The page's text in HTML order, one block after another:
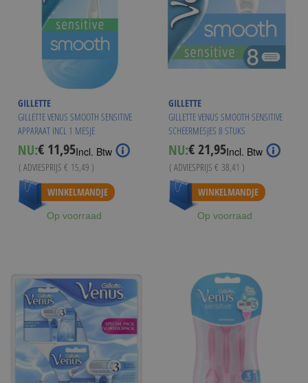
GILLETTE
GILLETTE VENUS SMOOTH SENSITIVE
APPARAAT INCL 1 MESJE
NU:Special
Price
€ 11,95Incl. Btw
( ADVIESPRIJS € 15,49 )
WINKELMANDJE
Op voorraad
GILLETTE
GILLETTE VENUS SMOOTH SENSITIVE
SCHEERMESJES 8 STUKS
NU:Special
Price
€ 21,95Incl. Btw
( ADVIESPRIJS € 38,41 )
Vanaf € 20,95
WINKELMANDJE
Op voorraad